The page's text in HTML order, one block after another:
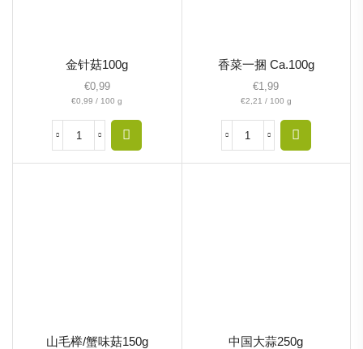
金针菇100g
€0,99
€0,99 / 100 g
香菜一捆 Ca.100g
€1,99
€2,21 / 100 g
山毛榉/蟹味菇150g 中国大蒜250g